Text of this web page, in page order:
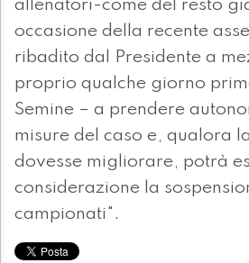
allenatori-come del resto
occasione della recente
ribadito dal Presidente a
proprio qualche giorno
Semine – a prendere
misure del caso e, qualora
dovesse migliorare, potrà
considerazione la
campionati".